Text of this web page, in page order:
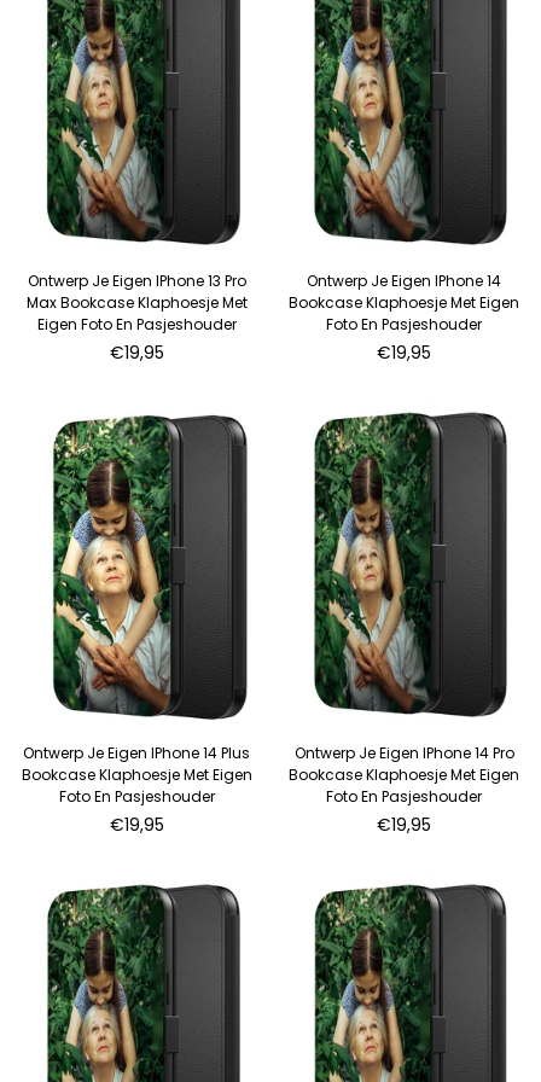
Ontwerp Je Eigen IPhone 13 Pro
Max Bookcase Klaphoesje Met
Eigen Foto En Pasjeshouder
Normale
€19,95
Ontwerp Je Eigen IPhone 14
Bookcase Klaphoesje Met Eigen
Foto En Pasjeshouder
Normale
€19,95
Ontwerp Je Eigen IPhone 14 Plus
Bookcase Klaphoesje Met Eigen
Foto En Pasjeshouder
Normale
€19,95
Ontwerp Je Eigen IPhone 14 Pro
Bookcase Klaphoesje Met Eigen
Foto En Pasjeshouder
Normale
€19,95